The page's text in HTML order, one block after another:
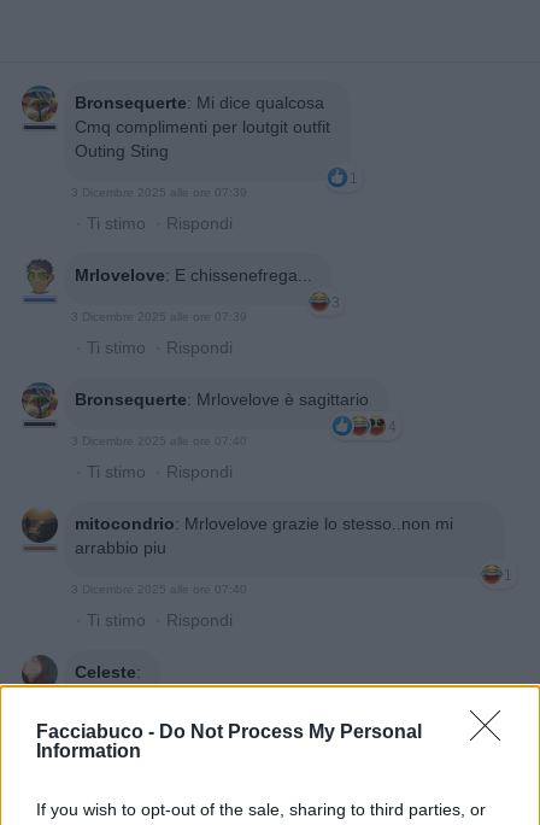
Facciabuco - Do Not Process My Personal
Information
If you wish to opt-out of the sale, sharing to third parties, or
Bronsequerte: Mi dice qualcosa
Cmq complimenti per loutgit outfit
Outing Sting
1
3 Dicembre 2025 alle ore 07:39
· Ti stimo · Rispondi
Mrlovelove: E chissenefrega...
3
3 Dicembre 2025 alle ore 07:39
· Ti stimo · Rispondi
Bronsequerte: Mrlovelove è sagittario
4
3 Dicembre 2025 alle ore 07:40
· Ti stimo · Rispondi
mitocondrio: Mrlovelove grazie lo stesso..non mi
arrabbio piu
1
3 Dicembre 2025 alle ore 07:40
· Ti stimo · Rispondi
Celeste: